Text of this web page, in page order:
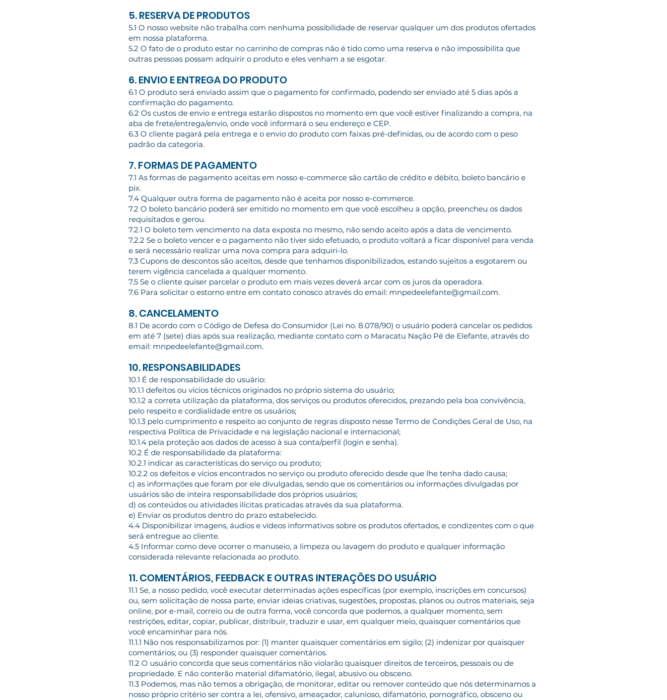
5. RESERVA DE PRODUTOS
5.1 O nosso website não trabalha com nenhuma possibilidade de reservar qualquer um dos produtos ofertados
em nossa plataforma.
5.2 O fato de o produto estar no carrinho de compras não é tido como uma reserva e não impossibilita que
outras pessoas possam adquirir o produto e eles venham a se esgotar.
6. ENVIO E ENTREGA DO PRODUTO
6.1 O produto será enviado assim que o pagamento for confirmado, podendo ser enviado até 5 dias após a
confirmação do pagamento.
6.2 Os custos de envio e entrega estarão dispostos no momento em que você estiver finalizando a compra, na
aba de frete/entrega/envio, onde você informará o seu endereço e CEP.
6.3 O cliente pagará pela entrega e o envio do produto com faixas pré-definidas, ou de acordo com o peso
padrão da categoria.
7. FORMAS DE PAGAMENTO
7.1 As formas de pagamento aceitas em nosso e-commerce são cartão de crédito e débito, boleto bancário e
pix.
7.4 Qualquer outra forma de pagamento não é aceita por nosso e-commerce.
7.2 O boleto bancário poderá ser emitido no momento em que você escolheu a opção, preencheu os dados
requisitados e gerou.
7.2.1 O boleto tem vencimento na data exposta no mesmo, não sendo aceito após a data de vencimento.
7.2.2 Se o boleto vencer e o pagamento não tiver sido efetuado, o produto voltará a ficar disponível para venda
e será necessário realizar uma nova compra para adquiri-lo.
7.3 Cupons de descontos são aceitos, desde que tenhamos disponibilizados, estando sujeitos a esgotarem ou
terem vigência cancelada a qualquer momento.
7.5 Se o cliente quiser parcelar o produto em mais vezes deverá arcar com os juros da operadora.
7.6 Para solicitar o estorno entre em contato conosco através do email: mnpedeelefante@gmail.com.
8. CANCELAMENTO
8.1 De acordo com o Código de Defesa do Consumidor (Lei no. 8.078/90) o usuário poderá cancelar os pedidos
em até 7 (sete) dias após sua realização, mediante contato com o Maracatu Nação Pé de Elefante, através do
email: mnpedeelefante@gmail.com.
10. RESPONSABILIDADES
10.1 É de responsabilidade do usuário:
10.1.1 defeitos ou vícios técnicos originados no próprio sistema do usuário;
10.1.2 a correta utilização da plataforma, dos serviços ou produtos oferecidos, prezando pela boa convivência,
pelo respeito e cordialidade entre os usuários;
10.1.3 pelo cumprimento e respeito ao conjunto de regras disposto nesse Termo de Condições Geral de Uso, na
respectiva Política de Privacidade e na legislação nacional e internacional;
10.1.4 pela proteção aos dados de acesso à sua conta/perfil (login e senha).
10.2 É de responsabilidade da plataforma:
10.2.1 indicar as características do serviço ou produto;
10.2.2 os defeitos e vícios encontrados no serviço ou produto oferecido desde que lhe tenha dado causa;
c) as informações que foram por ele divulgadas, sendo que os comentários ou informações divulgadas por
usuários são de inteira responsabilidade dos próprios usuários;
d) os conteúdos ou atividades ilícitas praticadas através da sua plataforma.
e) Enviar os produtos dentro do prazo estabelecido.
4.4 Disponibilizar imagens, áudios e vídeos informativos sobre os produtos ofertados, e condizentes com o que
será entregue ao cliente.
4.5 Informar como deve ocorrer o manuseio, a limpeza ou lavagem do produto e qualquer informação
considerada relevante relacionada ao produto.
11. COMENTÁRIOS, FEEDBACK E OUTRAS INTERAÇÕES DO USUÁRIO
11.1 Se, a nosso pedido, você executar determinadas ações específicas (por exemplo, inscrições em concursos)
ou, sem solicitação de nossa parte, enviar ideias criativas, sugestões, propostas, planos ou outros materiais, seja
online, por e-mail, correio ou de outra forma, você concorda que podemos, a qualquer momento, sem
restrições, editar, copiar, publicar, distribuir, traduzir e usar, em qualquer meio, quaisquer comentários que
você encaminhar para nós.
11.1.1 Não nos responsabilizamos por: (1) manter quaisquer comentários em sigilo; (2) indenizar por quaisquer
comentários; ou (3) responder quaisquer comentários.
11.2 O usuário concorda que seus comentários não violarão quaisquer direitos de terceiros, pessoais ou de
propriedade. E não conterão material difamatório, ilegal, abusivo ou obsceno.
11.3 Podemos, mas não temos a obrigação, de monitorar, editar ou remover conteúdo que nós determinamos a
nosso próprio critério ser contra a lei, ofensivo, ameaçador, calunioso, difamatório, pornográfico, obsceno ou